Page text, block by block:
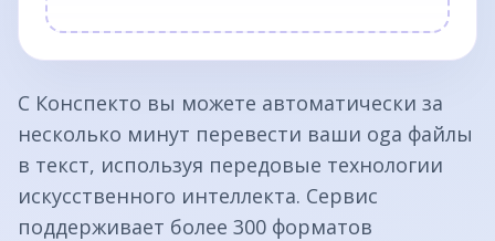
С Конспекто вы можете автоматически за
несколько минут перевести ваши oga файлы
в текст, используя передовые технологии
искусственного интеллекта. Сервис
поддерживает более 300 форматов